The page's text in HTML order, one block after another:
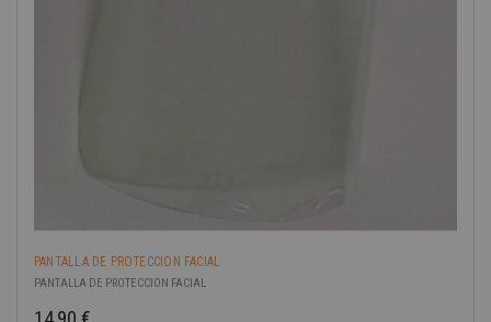
PANTALLA DE PROTECCION FACIAL
PANTALLA DE PROTECCION FACIAL